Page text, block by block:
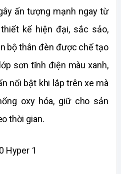
ấn tượng mạnh ngay từ
kế hiện đại, sắc sảo,
bộ thân đèn được chế tạo
sơn tĩnh điện màu xanh,
nổi bật khi lắp trên xe mà
oxy hóa, giữ cho sản
thời gian.